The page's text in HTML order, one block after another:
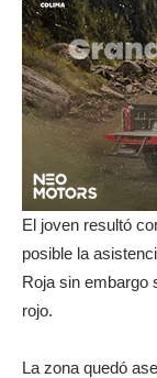
El joven resultó
posible la
Roja sin embargo
rojo.
La zona quedó